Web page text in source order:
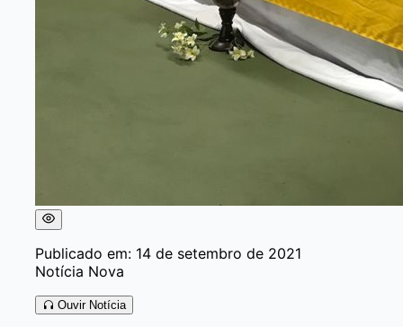
Publicado em: 14 de setembro de 2021
Notícia Nova
Ouvir Notícia